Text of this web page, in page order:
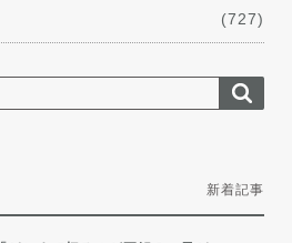
(727)
新着記事